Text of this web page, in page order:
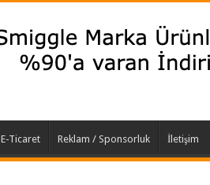
E-Ticaret Reklam / Sponsorluk İletişim